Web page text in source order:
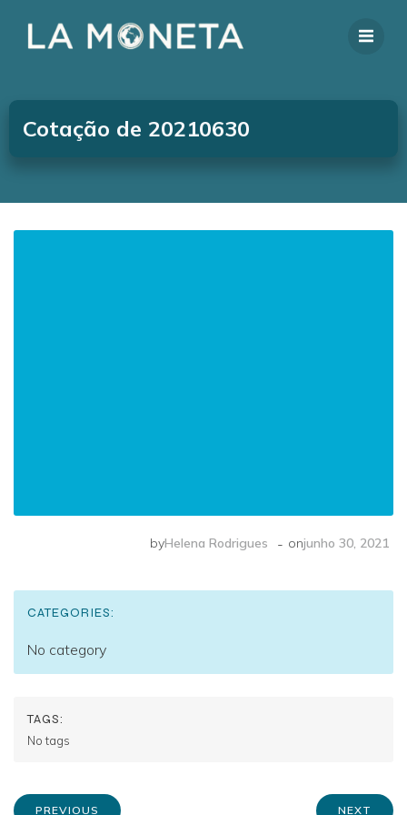
Cotação de 20210630
byHelena Rodrigues - onjunho 30, 2021
CATEGORIES:
No category
TAGS:
No tags
PREVIOUS NEXT